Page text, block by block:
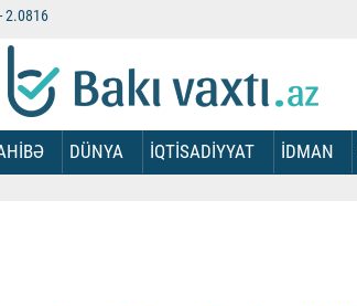
2.0816
DÜNYA İQTİSADİYYAT İDMAN